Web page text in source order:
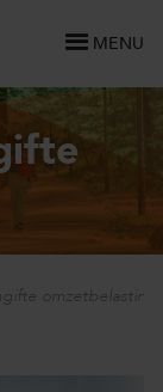
MENU
omzetbelasting